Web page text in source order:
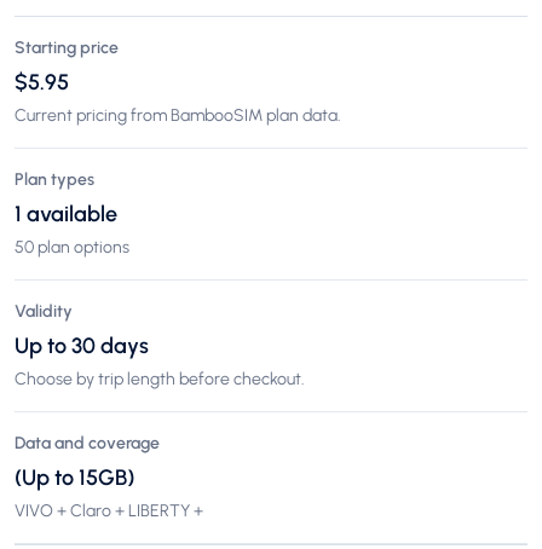
Starting price
$5.95
Current pricing from BambooSIM plan data.
Plan types
1 available
50 plan options
Validity
Up to 30 days
Choose by trip length before checkout.
Data and coverage
(Up to 15GB)
VIVO + Claro + LIBERTY +